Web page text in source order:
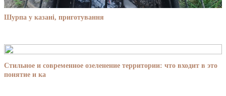
Шурпа у казані, приготування
Стильное и современное озеленение территории: что входит в это
понятие и ка